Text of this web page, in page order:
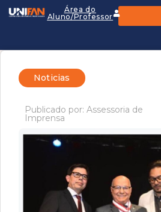
Área do
Aluno/Professor
Noticias
Publicado por: Assessoria de
Imprensa